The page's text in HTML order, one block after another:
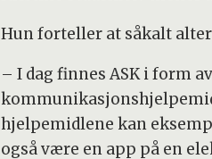
Hun forteller at såkalt
– I dag finnes ASK i form
hjelpemidlene kan
også være en app på en